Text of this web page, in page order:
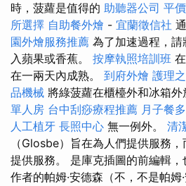
時，菠蘿是值得的 助聽器公司 平
所選擇 自助餐外燴 - 宜蘭徵信社
園外燴服務推薦 為了加速過程，
入蘋果或香蕉。 按摩執照培訓班
在一兩天內成熟。 到府外燴 護理
品機械 將綠菠蘿在櫃檯外和冰箱外
單人房 台中刮痧療程推薦 月子餐
人工植牙 長照中心 無一例外。 清
（Glosbe）旨在為人們提供服務
提供服務。 是庫克插圖的前編輯
作者的帕姆·安德森（不，不是帕姆